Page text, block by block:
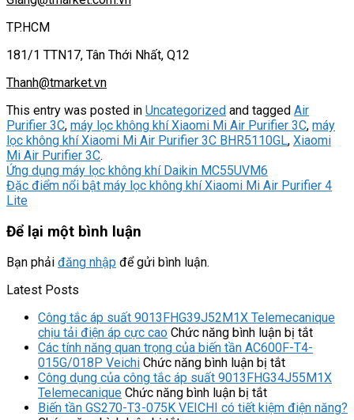
TP.HCM
181/1 TTN17, Tân Thới Nhất, Q12
Thanh@tmarket.vn
This entry was posted in Uncategorized and tagged Air
Purifier 3C, máy lọc không khí Xiaomi Mi Air Purifier 3C, máy
lọc không khí Xiaomi Mi Air Purifier 3C BHR5110GL, Xiaomi
Mi Air Purifier 3C.
Ứng dụng máy lọc không khí Daikin MC55UVM6
Đặc điểm nổi bật máy lọc không khí Xiaomi Mi Air Purifier 4
Lite
Để lại một bình luận
Bạn phải đăng nhập để gửi bình luận.
Latest Posts
Công tắc áp suất 9013FHG39J52M1X Telemecanique
chịu tải điện áp cực cao Chức năng bình luận bị tắtở
áp
Các tính năng quan trọng của biến tần AC600F-T4-
015G/018P Veichi Chức năng bình luận bị tắtở
Các
năng
Công dụng của công tắc áp suất 9013FHG34J55M1X
Telemecanique Chức năng bình luận bị tắtở
Công
Biến tần GS270-T3-075K VEICHI có tiết kiệm điện năng?